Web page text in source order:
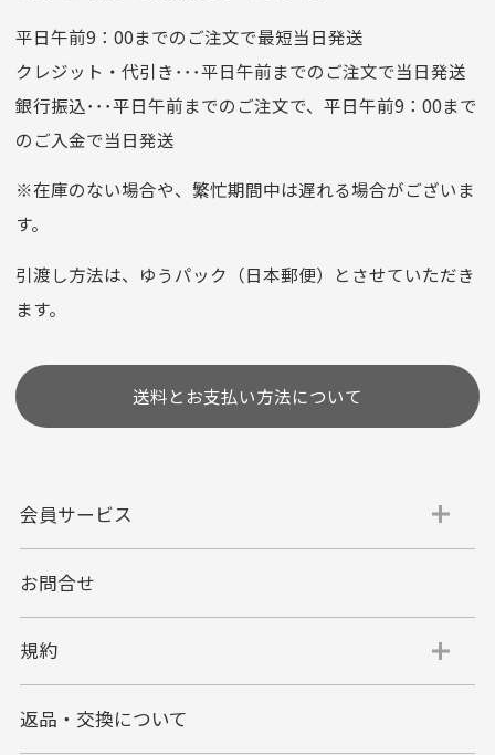
口座番号
0776226
口座名義
株式会社一条
クレジットカード
選びいただけない場合がございます。
代金引換
代引手数料一律400円
す。
平日午前9：00までのご注文で最短当日発送
クレジット・代引き･･･平日午前までのご注文で当日発送
銀行振込･･･平日午前までのご注文で、平日午前9：00まで
のご入金で当日発送
※在庫のない場合や、繁忙期間中は遅れる場合がございま
す。
引渡し方法は、ゆうパック（日本郵便）とさせていただき
ます。
送料とお支払い方法について
会員サービス
お問合せ
規約
返品・交換について